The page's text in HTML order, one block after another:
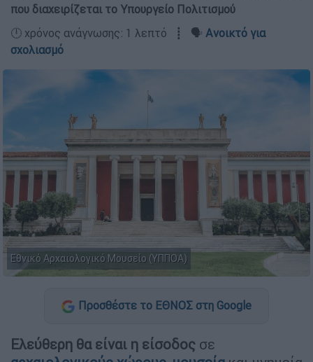
που διαχειρίζεται το Υπουργείο Πολιτισμού
🕛 χρόνος ανάγνωσης: 1 λεπτό ┋ 🗣️ Ανοικτό για
σχολιασμό
Εθνικό Αρχαιολογικό Μουσείο (ΥΠΠΟΑ)
Προσθέστε το ΕΘΝΟΣ στη Google
Ελεύθερη θα είναι η είσοδος σε